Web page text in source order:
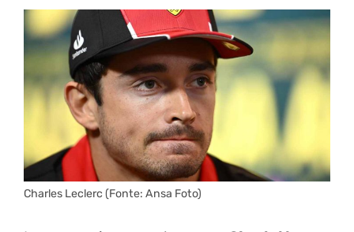
Charles Leclerc (Fonte: Ansa Foto)